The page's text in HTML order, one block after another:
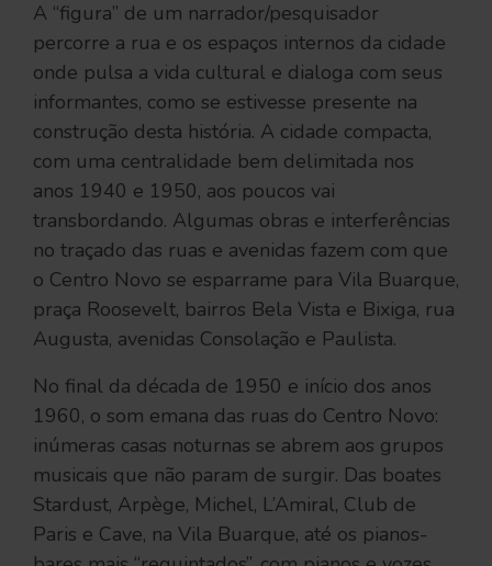
A “figura” de um narrador/pesquisador
percorre a rua e os espaços internos da cidade
onde pulsa a vida cultural e dialoga com seus
informantes, como se estivesse presente na
construção desta história. A cidade compacta,
com uma centralidade bem delimitada nos
anos 1940 e 1950, aos poucos vai
transbordando. Algumas obras e interferências
no traçado das ruas e avenidas fazem com que
o Centro Novo se esparrame para Vila Buarque,
praça Roosevelt, bairros Bela Vista e Bixiga, rua
Augusta, avenidas Consolação e Paulista.
No final da década de 1950 e início dos anos
1960, o som emana das ruas do Centro Novo:
inúmeras casas noturnas se abrem aos grupos
musicais que não param de surgir. Das boates
Stardust, Arpège, Michel, L’Amiral, Club de
Paris e Cave, na Vila Buarque, até os pianos-